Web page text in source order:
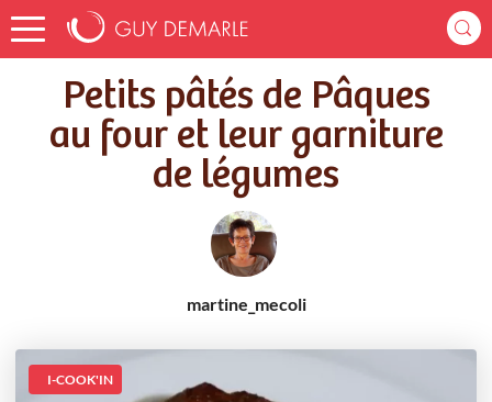
Accueil
Recettes
Petits pâtés de Pâques au four et leur garniture de légumes
Petits pâtés de Pâques
au four et leur garniture
de légumes
martine_mecoli
I-COOK'IN